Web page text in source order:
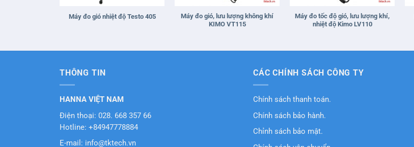
Máy đo gió nhiệt độ Testo 405
Máy đo gió, lưu lượng không khí
KIMO VT115
Máy đo tốc độ gió, lưu lượng khí,
nhiệt độ Kimo LV110
THÔNG TIN
HANNA VIỆT NAM
Điện thoại: 028. 668 357 66
Hotline: +84947778884
E-mail: info@tktech.vn
CÁC CHÍNH SÁCH CÔNG TY
Chính sách thanh toán.
Chính sách bảo hành.
Chỉnh sách bảo mật.